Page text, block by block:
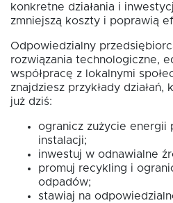
konkretne działania i
zmniejszą koszty i poprawią
Odpowiedzialny
rozwiązania technologiczne,
współpracę z lokalnymi
znajdziesz przykłady
już dziś:
ogranicz zużycie energii
instalacji;
inwestuj w odnawialne
promuj recykling i
odpadów;
stawiaj na